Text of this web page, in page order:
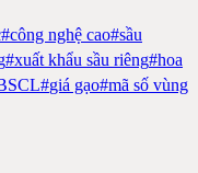
#công nghệ cao#sầu
#xuất khẩu sầu riêng#hoa
#giá gạo#mã số vùng